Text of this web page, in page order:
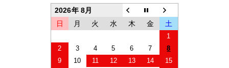
2026年 8月
日
月 火 水 木 金 土
1
2
3 4 5 6 7
8
9
10 11 12 13 14
15